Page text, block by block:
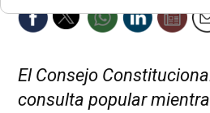
El Consejo
consulta popular